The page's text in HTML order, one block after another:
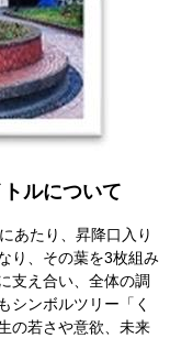
ルについて
あたり、昇降口入り
り、その葉を3枚組み
支え合い、全体の調
シンボルツリー「く
の若さや意欲、未来